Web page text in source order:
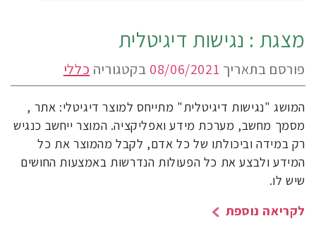
מצגת : נגישות דיגיטלית
פורסם בתאריך 08/06/2021 בקטגוריה כללי
המושג "נגישות דיגיטלית" מתייחס למוצר דיגיטלי: אתר ,
מסמך מחשב, מערכת מידע ואפליקציה. המוצר ייחשב כנגיש
רק במידה וביכולתו של כל אדם, לקבל מהמוצר את כל
המידע ולבצע את כל הפעולות הנדרשות באמצעות החושים
שיש לו.
לקריאה נוספת